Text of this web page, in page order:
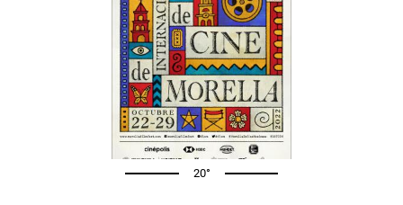
20°